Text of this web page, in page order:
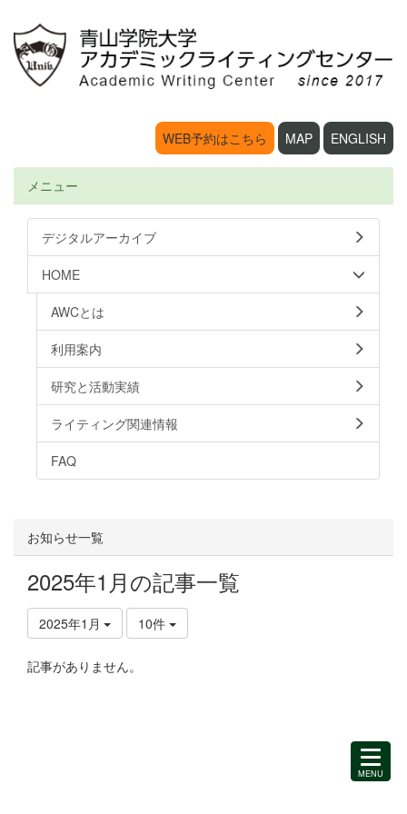
WEB予約はこちら MAP ENGLISH
MENU
を
お知らせ一覧
2025年1月の記事一覧
2025年1月 10件
記事がありません。
メニュー
デジタルアーカイブ
HOME
AWCとは
利用案内
研究と活動実績
ライティング関連情報
FAQ